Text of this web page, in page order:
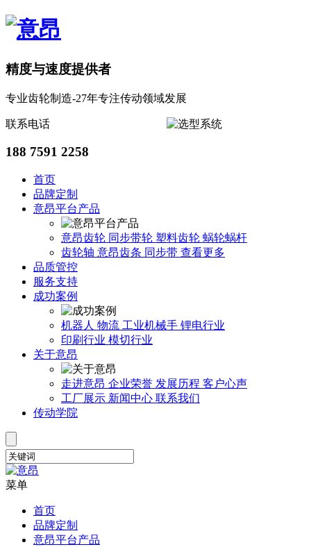
精度与速度提供者
专业齿轮制造-27年专注传动领域发展
联系电话
188 7591 2258
首页
品牌定制
意昂平台产品
意昂齿轮 同步带轮 塑料齿轮 蜗轮蜗杆
齿轮轴 意昂齿条 同步带 查看更多
品质管控
服务支持
成功案例
机器人 物流 工业机械手 锂电行业
印刷行业 模切行业
关于意昂
走进意昂 企业荣誉 发展历程 客户心声
工厂展示 新闻中心 联系我们
传动学院
菜单
首页
品牌定制
意昂平台产品